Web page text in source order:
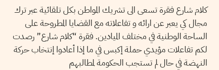
كلام شارع فقرة تسعى الى تشريك المواطن بكل تلقائية عبر ترك
مجال كي يعبر عن ارائه و تفاعلاته مع القضايا المطروحة على
الساحة الوطنية في مختلف الميادين. فقرة “كلام شارع” رصدت
لكم تفاعلات مؤيدي حملة إكبس في ما إذا أعادوا إنتخاب حركة
النهضة في حال لم تستجب الحكومة لمطالبهم